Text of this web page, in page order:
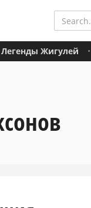
Легенды Жигулей